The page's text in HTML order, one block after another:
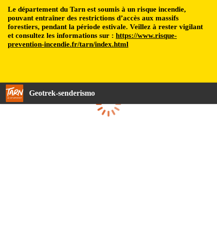
Le département du Tarn est soumis à un risque incendie,
pouvant entraîner des restrictions d’accès aux massifs
forestiers, pendant la période estivale. Veillez à rester vigilant
et consultez les informations sur : https://www.risque-
prevention-incendie.fr/tarn/index.html
Geotrek-senderismo
Cargando